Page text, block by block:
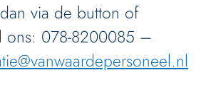
via de button of
ons: 078-8200085 –